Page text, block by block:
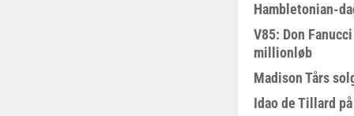
Hambletonian-
V85: Don
millionløb
Madison Tårs
Idao de Tillard